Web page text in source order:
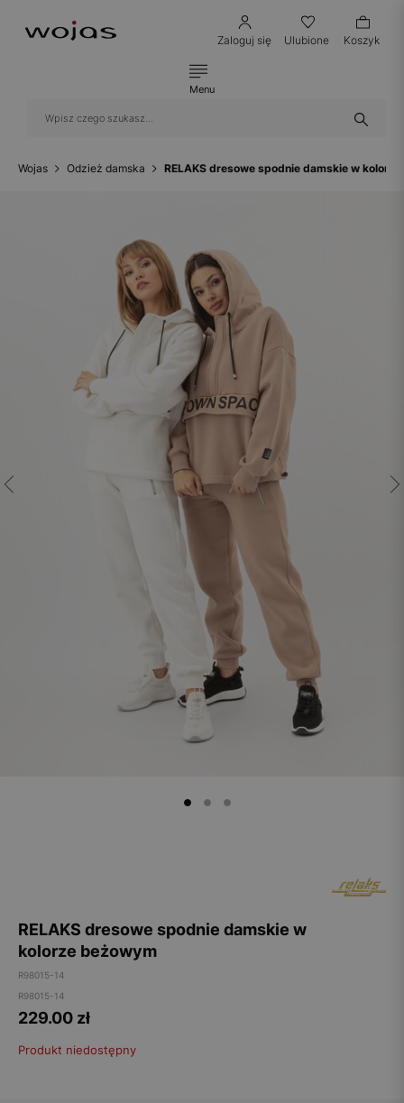
Zaloguj się Ulubione Koszyk
Menu
Wojas Odzież damska RELAKS dresowe spodnie damskie w
RELAKS dresowe spodnie damskie w
kolorze beżowym
R98015-14
R98015-14
229.00 zł
Produkt niedostępny